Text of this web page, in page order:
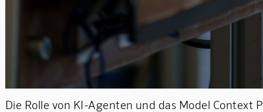
Die Rolle von KI-Agenten und das Model Context